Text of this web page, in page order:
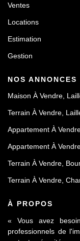
Ventes
Locations
Estimation
Gestion
NOS ANNONCES
Maison À Vendre,
Terrain À Vendre,
Appartement À
Appartement À
Terrain À Vendre,
Terrain À Vendre,
À PROPOS
« Vous avez
professionnels de